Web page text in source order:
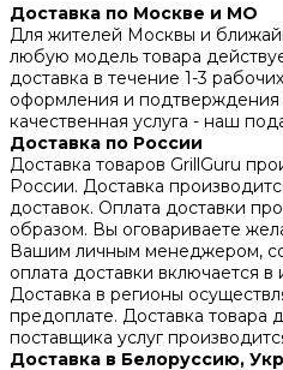
Доставка по Москве и МО
Для жителей Москвы и
любую модель товара
доставка в течение 1-3
оформления и подтверждения
качественная услуга - наш
Доставка по России
Доставка товаров GrillGuru
России. Доставка
доставок. Оплата доставки
образом. Вы оговариваете
Вашим личным менеджером,
оплата доставки включается в
Доставка в регионы
предоплате. Доставка товара
поставщика услуг
Доставка в Белоруссию,